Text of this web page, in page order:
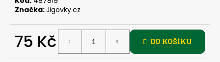
Značka:Jigovky.cz
75 Kč DO KOŠÍKU